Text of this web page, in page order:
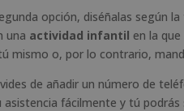
opción, diséñalas según
una actividad infantil en la
mismo o, por lo contrario,
de añadir un número de
asistencia fácilmente y tú